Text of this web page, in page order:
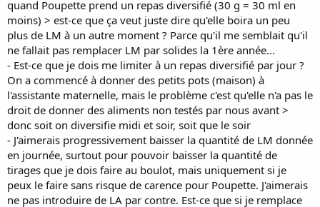
quand Poupette prend un repas diversifié (30 g = 30 ml en
moins) > est-ce que ça veut juste dire qu'elle boira un peu
plus de LM à un autre moment ? Parce qu'il me semblait qu'il
ne fallait pas remplacer LM par solides la 1ère année...
- Est-ce que je dois me limiter à un repas diversifié par jour ?
On a commencé à donner des petits pots (maison) à
l'assistante maternelle, mais le problème c'est qu'elle n'a pas le
droit de donner des aliments non testés par nous avant >
donc soit on diversifie midi et soir, soit que le soir
- J'aimerais progressivement baisser la quantité de LM donnée
en journée, surtout pour pouvoir baisser la quantité de
tirages que je dois faire au boulot, mais uniquement si je
peux le faire sans risque de carence pour Poupette. J'aimerais
ne pas introduire de LA par contre. Est-ce que si je remplace